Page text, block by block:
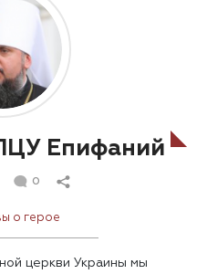
Епифаний
0
о герое
церкви Украины мы